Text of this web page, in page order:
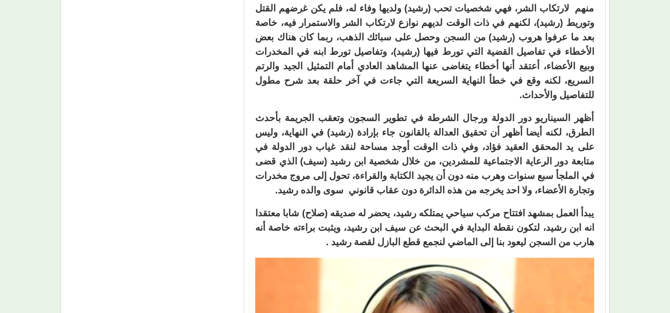
منهم لارتكاب الشر، فهي شخصيات تحب (رشيد) ولديها وفاء له، فلم يكن غرضهم القتل
وتوريط (رشيد)، لكنهم في ذات الوقت لديهم نوازع لارتكاب الشر والاستمرار فيه، خاصة
بعد ما عرفوا هروب (رشيد) من السجن وحصل على سبائك الذهب، ربما كان هناك بعض
الأخطاء في تفاصيل القضية التي تورط فيها (رشيد)، وتفاصيل تورط ابنه في المخدرات
وبيع الأعضاء، أعتقد أنها أخطاء يتغاضى عنها المشاهد العادي أمام التمثيل الجيد والرتم
السريع، لكنه وقع في خطأ النهاية السريعة التي جاءت في آخر حلقة بعد شرح مطول
للتفاصيل والأحداث.
أظهر السيناريو دور الدولة ورجال الشرطة في تطوير السجون وتعقب الجريمة بأحدث
الطرق، لكنه أيضا أظهر أن تحقيق العدالة بالقانون جاء بإرادة (رشيد) في النهاية، وليس
على يد المحقق العقيد فؤاد، وفي ذات الوقت أوجد مساحة لنقد غياب دور الدولة في
متابعة دور الرعاية الاجتماعية للمشردين، من خلال شخصية ابن رشيد (سيف) الذي قضى
في الملجأ سبع سنوات وهرب منه دون أن يجيد الكتابة والقراءة، تحول إلى مروج مخدرات
وتجارة الأعضاء، ولا احد يخرجه من هذه الدائرة دون عقاب قانوني سوى والده رشيد.
يبدأ العمل بمشهد افتتاح مركب سياحي يمتلكه رشيد، يحضر له صديقه (صلاح) شابا معتقدا
انه ابن رشيد، لتكون نقطة البداية في البحث عن سيف ابن رشيد، ويثبت براءته خاصة أنه
هارب من السجن ليعود بنا إلى الماضي لنجمع قطع البازل لقصة رشيد .